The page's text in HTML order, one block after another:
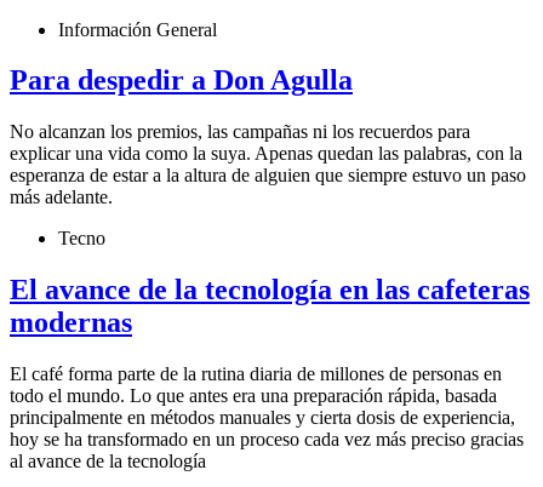
Información General
Para despedir a Don Agulla
No alcanzan los premios, las campañas ni los recuerdos para
explicar una vida como la suya. Apenas quedan las palabras, con la
esperanza de estar a la altura de alguien que siempre estuvo un paso
más adelante.
Tecno
El avance de la tecnología en las cafeteras
modernas
El café forma parte de la rutina diaria de millones de personas en
todo el mundo. Lo que antes era una preparación rápida, basada
principalmente en métodos manuales y cierta dosis de experiencia,
hoy se ha transformado en un proceso cada vez más preciso gracias
al avance de la tecnología